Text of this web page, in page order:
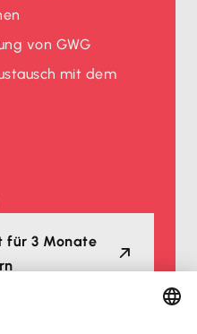
von GWG
mit dem
für 3 Monate